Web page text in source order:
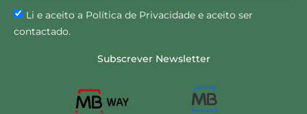
Li e aceito a Política de Privacidade e aceito ser
contactado.
Subscrever Newsletter